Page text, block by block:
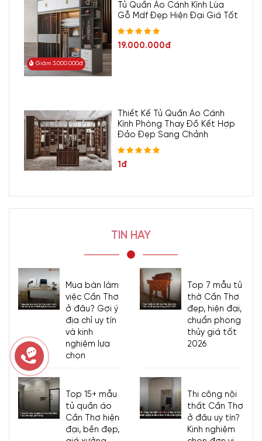
Giảm 3.000.000đ
Tủ Quần Áo Cánh Kính Lùa
Gỗ Mdf Đẹp Hiện Đại Giá Tốt
19.000.000đ
Thiết Kế Tủ Quần Áo Cánh
Kính Phòng Thay Đồ Kết Hợp
Đảo Đẹp Sang Chảnh
1đ
TIN HAY
Mua bàn làm
việc Cần Thơ
ở đâu? Gợi ý
địa chỉ uy tín
và kinh
nghiệm lựa
chọn
Top 7 mẫu tủ
thờ Cần Thơ
đẹp, hiện đại,
chuẩn phong
thủy giá tốt
2026
Top 15+ mẫu
tủ quần áo
Cần Thơ hiện
đại, bền đẹp,
Thi công nội
thất Cần Thơ
ở đâu uy tín?
Kinh nghiệm